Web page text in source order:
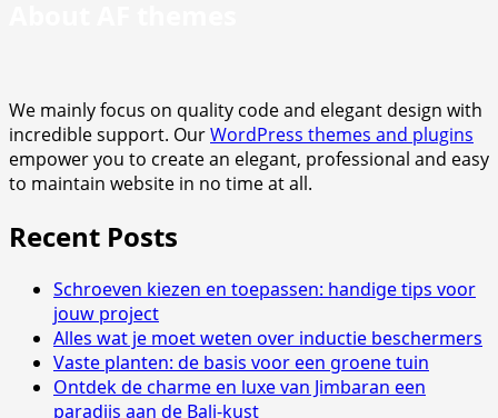
We mainly focus on quality code and elegant design with
incredible support. OurWordPress themes and plugins
empower you to create an elegant, professional and easy
to maintain website in no time at all.
Recent Posts
Schroeven kiezen en toepassen: handige tips voor
jouw project
Alles wat je moet weten over inductie beschermers
Vaste planten: de basis voor een groene tuin
Ontdek de charme en luxe van Jimbaran een
paradijs aan de Bali-kust